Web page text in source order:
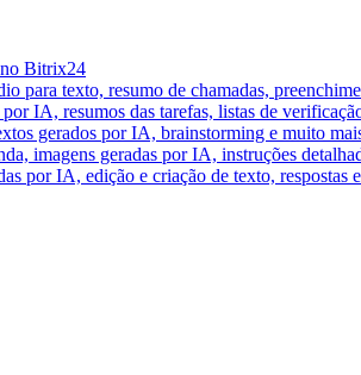
no Bitrix24
para texto, resumo de chamadas,
IA, resumos das tarefas, listas de
gerados por IA, brainstorming e muito
imagens geradas por IA, instruções
por IA, edição e criação de texto, respostas